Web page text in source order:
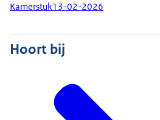
Kamerstuk13-02-2026
Hoort bij